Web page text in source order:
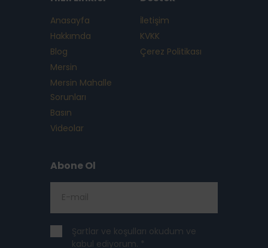
Anasayfa
Hakkımda
Blog
Mersin
Mersin Mahalle
Sorunları
Basın
Videolar
İletişim
KVKK
Çerez Politikası
Abone Ol
Şartlar ve koşulları okudum ve
kabul ediyorum. *